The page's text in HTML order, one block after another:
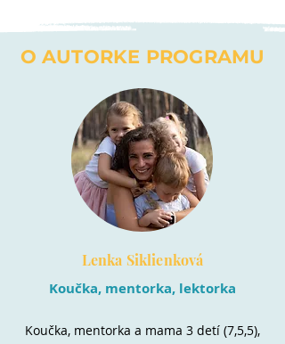
O AUTORKE PROGRAMU
Lenka Siklienková
Koučka, mentorka, lektorka
Koučka, mentorka a mama 3 detí (7,5,5),